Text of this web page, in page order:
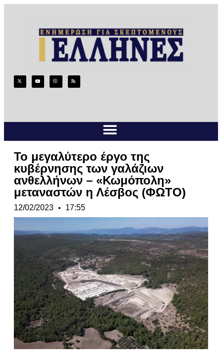
Το μεγαλύτερο έργο της
κυβέρνησης των γαλάζιων
ανθελλήνων – «Κωμόπολη»
μεταναστών η Λέσβος (ΦΩΤΟ)
12/02/2023 17:55